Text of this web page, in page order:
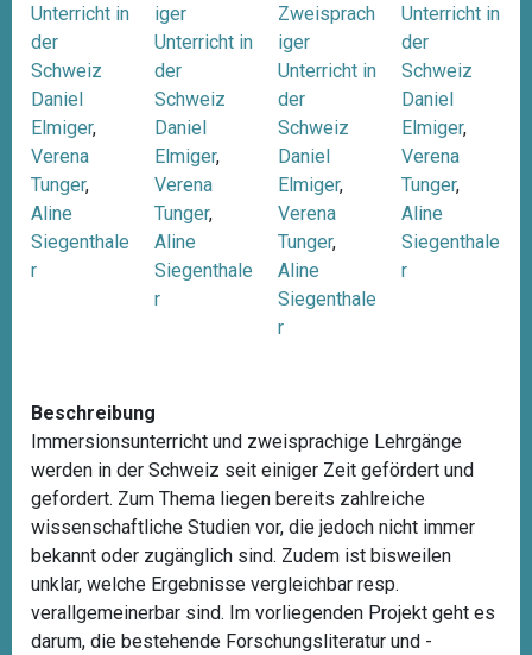
Unterricht in
der
Schweiz
Daniel
Elmiger,
Verena
Tunger,
Aline
Siegenthale
r
iger
Unterricht in
der
Schweiz
Daniel
Elmiger,
Verena
Tunger,
Aline
Siegenthale
r
Zweisprach
iger
Unterricht in
der
Schweiz
Daniel
Elmiger,
Verena
Tunger,
Aline
Siegenthale
r
Unterricht in
der
Schweiz
Daniel
Elmiger,
Verena
Tunger,
Aline
Siegenthale
r
Beschreibung
Immersionsunterricht und zweisprachige Lehrgänge
werden in der Schweiz seit einiger Zeit gefördert und
gefordert. Zum Thema liegen bereits zahlreiche
wissenschaftliche Studien vor, die jedoch nicht immer
bekannt oder zugänglich sind. Zudem ist bisweilen
unklar, welche Ergebnisse vergleichbar resp.
verallgemeinerbar sind. Im vorliegenden Projekt geht es
darum, die bestehende Forschungsliteratur und -